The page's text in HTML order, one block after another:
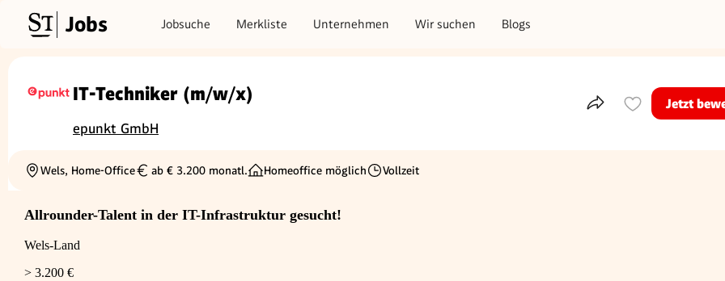
Jobs Jobsuche Merkliste Unternehmen Wir suchen Blogs
IT-Techniker (m/w/x)
epunkt GmbH
Teile dieses Inserat
Jetzt
Ortschaft
Wels, Home-Office
Gehalt
ab € 3.200 monatl. Homeoffice möglich
Beschäftigungsart
Vollzeit
Allrounder-Talent in der IT-Infrastruktur gesucht!
Wels-Land
> 3.200 €